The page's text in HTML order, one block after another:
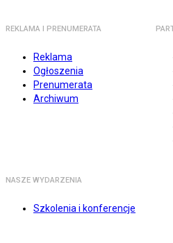
REKLAMA I PRENUMERATA
Reklama
Ogłoszenia
Prenumerata
Archiwum
NASZE WYDARZENIA
Szkolenia i konferencje